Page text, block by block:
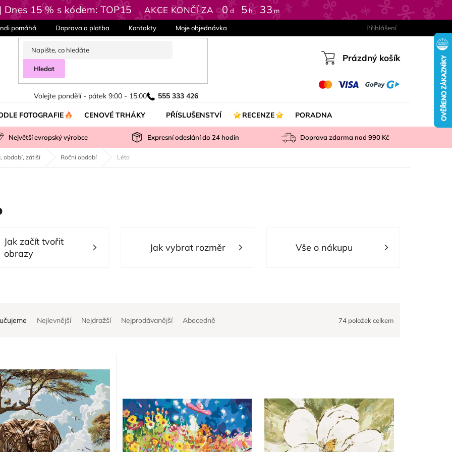
15 % s kódem: TOP15 AKCE KONČÍ ZA 0 d 5h :33m
pomáhá Doprava a platba Kontakty Moje objednávka Přihlášení
Hledat
Volejte pondělí - pátek 9:00 - 15:00 555 333 426
Nákupní
Prázdný košík
FOTOGRAFIE CENOVÉ TRHÁKY PŘÍSLUŠENSTVÍ RECENZE PORADNA
Největší evropský výrobce Expresní odeslání do 24hodin Doprava zdarma nad990 Kč
období, zátiší Roční období Léto
Nejlevnější Nejdražší Nejprodávanější Abecedně 74 položek celkem
Jak začít tvořit
obrazy
Jak vybrat rozměr Vše o nákupu